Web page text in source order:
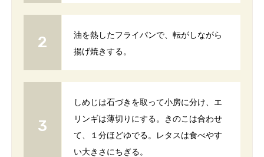
油を熱したフライパンで、転がしながら
揚げ焼きする。
しめじは石づきを取って小房に分け、エ
リンギは薄切りにする。きのこは合わせ
て、１分ほどゆでる。レタスは食べやす
い大きさにちぎる。